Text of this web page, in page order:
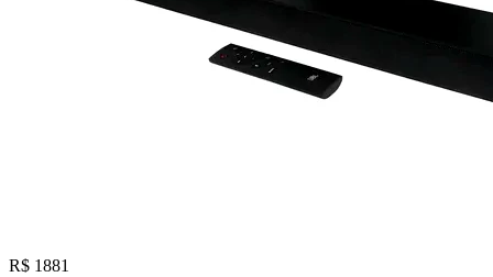
R$ 1881